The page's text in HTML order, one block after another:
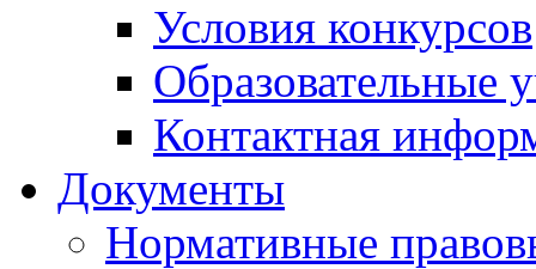
Условия конкурсов
Образовательные
Контактная
Документы
Нормативные